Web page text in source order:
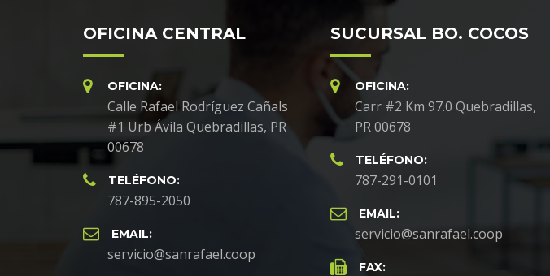
OFICINA CENTRAL
OFICINA:
Calle Rafael Rodríguez Cañals
#1 Urb Ávila Quebradillas, PR
00678
TELÉFONO:
787-895-2050
EMAIL:
servicio@sanrafael.coop
SUCURSAL BO. COCOS
OFICINA:
Carr #2 Km 97.0 Quebradillas,
PR 00678
TELÉFONO:
787-291-0101
EMAIL:
servicio@sanrafael.coop
FAX: